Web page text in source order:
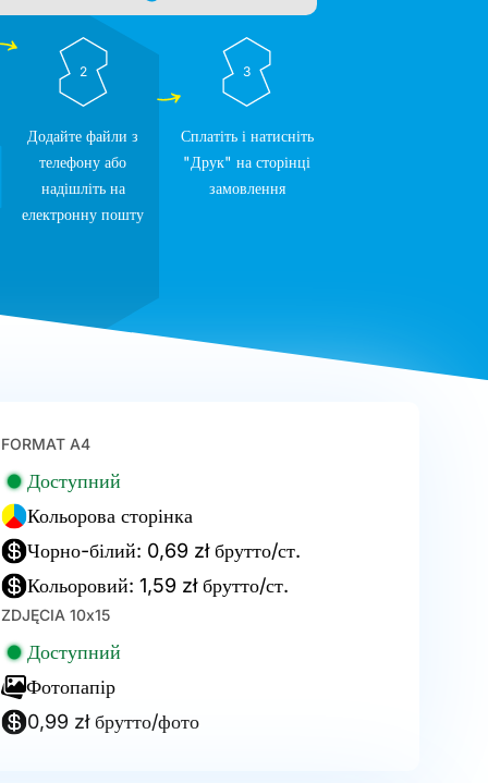
2
Додайте файли з
телефону або
надішліть на
електронну пошту
3
Сплатіть і натисніть
"Друк" на сторінці
замовлення
FORMAT A4
Доступний
Кольорова сторінка
Чорно-білий: 0,69 zł брутто/ст.
Кольоровий: 1,59 zł брутто/ст.
ZDJĘCIA 10x15
Доступний
Фотопапір
0,99 zł брутто/фото